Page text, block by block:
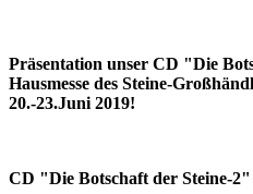
Präsentation unser CD "Die
Hausmesse des Steine-
20.-23.Juni 2019!
CD "Die Botschaft der Steine-2"